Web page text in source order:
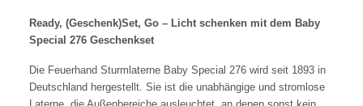
Ready, (Geschenk)Set, Go – Licht schenken mit dem Baby
Special 276 Geschenkset
Die Feuerhand Sturmlaterne Baby Special 276 wird seit 1893 in
Deutschland hergestellt. Sie ist die unabhängige und stromlose